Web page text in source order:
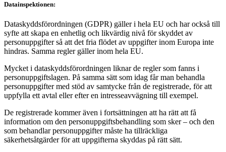
Datainspektionen:
Dataskyddsförordningen (GDPR) gäller i hela EU och har också till
syfte att skapa en enhetlig och likvärdig nivå för skyddet av
personuppgifter så att det fria flödet av uppgifter inom Europa inte
hindras. Samma regler gäller inom hela EU.
Mycket i dataskyddsförordningen liknar de regler som fanns i
personuppgiftslagen. På samma sätt som idag får man behandla
personuppgifter med stöd av samtycke från de registrerade, för att
uppfylla ett avtal eller efter en intresseavvägning till exempel.
De registrerade kommer även i fortsättningen att ha rätt att få
information om den personuppgiftsbehandling som sker – och den
som behandlar personuppgifter måste ha tillräckliga
säkerhetsåtgärder för att uppgifterna skyddas på rätt sätt.